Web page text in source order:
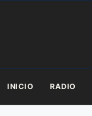
INICIO RADIO